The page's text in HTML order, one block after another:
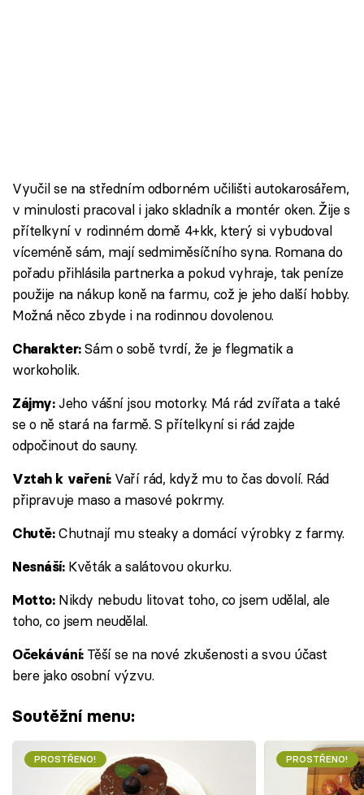
Vyučil se na středním odborném učilišti autokarosářem,
v minulosti pracoval i jako skladník a montér oken. Žije s
přítelkyní v rodinném domě 4+kk, který si vybudoval
víceméně sám, mají sedmiměsíčního syna. Romana do
pořadu přihlásila partnerka a pokud vyhraje, tak peníze
použije na nákup koně na farmu, což je jeho další hobby.
Možná něco zbyde i na rodinnou dovolenou.
Charakter:Sám o sobě tvrdí, že je flegmatik a
workoholik.
Zájmy:Jeho vášní jsou motorky. Má rád zvířata a také
se o ně stará na farmě. S přítelkyní si rád zajde
odpočinout do sauny.
Vztah k vaření: Vaří rád, když mu to čas dovolí. Rád
připravuje maso a masové pokrmy.
Chutě:Chutnají mu steaky a domácí výrobky z farmy.
Nesnáší: Květák a salátovou okurku.
Motto: Nikdy nebudu litovat toho, co jsem udělal, ale
toho, co jsem neudělal.
Očekávání: Těší se na nové zkušenosti a svou účast
bere jako osobní výzvu.
Soutěžní menu:
PROSTŘENO! PROSTŘENO!